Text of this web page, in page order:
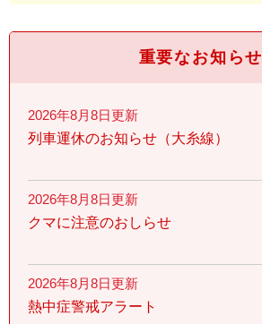
重要なお知らせ
2026年8月8日更新
列車運休のお知らせ（大糸線）
2026年8月8日更新
クマに注意のおしらせ
2026年8月8日更新
熱中症警戒アラート